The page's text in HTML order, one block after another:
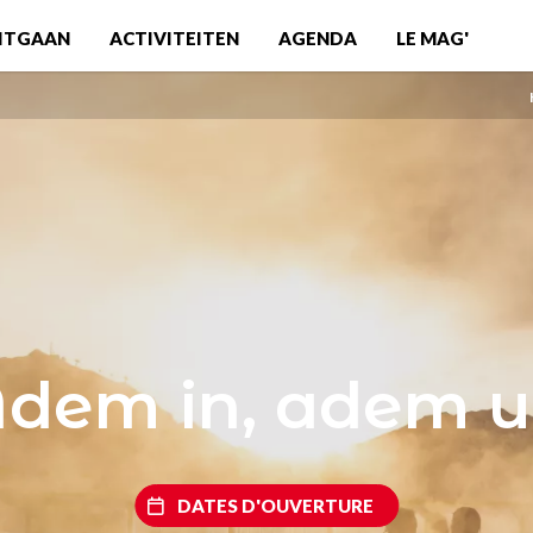
ACTIVITEITEN AGENDA LE MAG'
in, adem
DATES D'OUVERTURE